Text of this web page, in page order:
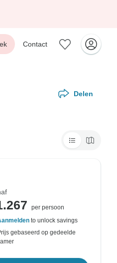
Contact
Delen
per persoon
to unlock savings
gebaseerd op gedeelde